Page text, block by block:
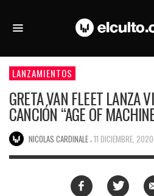
LANZAMIENTOS
GRETA VAN FLEET LANZA
CANCIÓN “AGE OF
NICOLAS CARDINALE 11 DICIEMBRE, 2020